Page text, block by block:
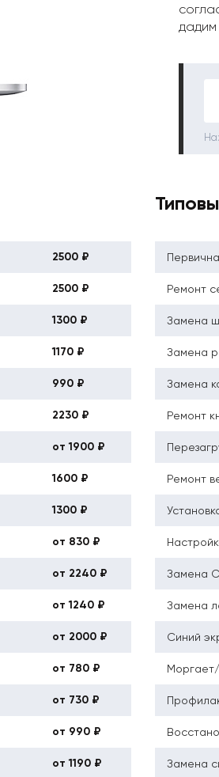
2500 ₽
2500 ₽
1300 ₽
1170 ₽
990 ₽
2230 ₽
от 1900 ₽
1600 ₽
1300 ₽
от 830 ₽
от 2240 ₽
от 1240 ₽
от 2000 ₽
от 780 ₽
от 730 ₽
от 990 ₽
от 1190 ₽
Ремонт
Замена
Замена
Замена
Ремонт
Ремонт
Замена
Замена
Синий
Замена